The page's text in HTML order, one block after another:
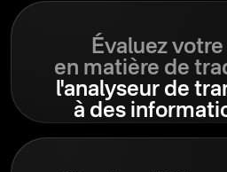
Évaluez
en matière de
l'analyseur de
à des